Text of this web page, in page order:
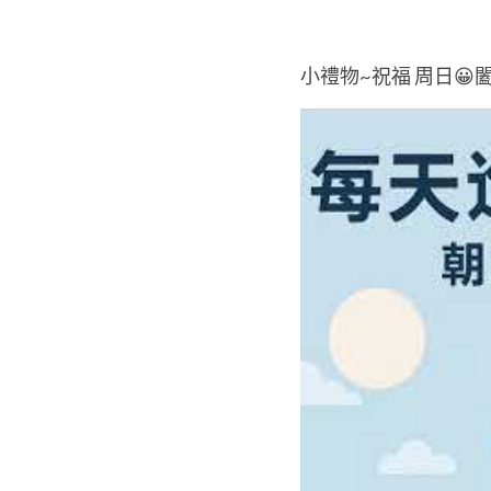
小禮物~祝福 周日😀